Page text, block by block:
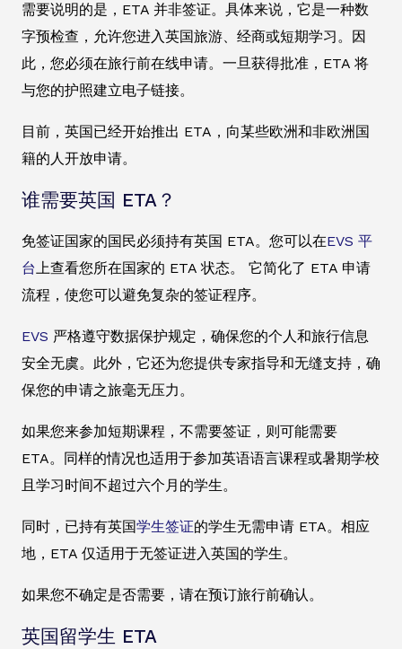
需要说明的是，ETA 并非签证。具体来说，它是一种数
字预检查，允许您进入英国旅游、经商或短期学习。因
此，您必须在旅行前在线申请。一旦获得批准，ETA 将
与您的护照建立电子链接。
目前，英国已经开始推出 ETA，向某些欧洲和非欧洲国
籍的人开放申请。
谁需要英国 ETA？
免签证国家的国民必须持有英国 ETA。您可以在EVS 平
台上查看您所在国家的 ETA 状态。 它简化了 ETA 申请
流程，使您可以避免复杂的签证程序。
EVS 严格遵守数据保护规定，确保您的个人和旅行信息
安全无虞。此外，它还为您提供专家指导和无缝支持，确
保您的申请之旅毫无压力。
如果您来参加短期课程，不需要签证，则可能需要
ETA。同样的情况也适用于参加英语语言课程或暑期学校
且学习时间不超过六个月的学生。
同时，已持有英国学生签证的学生无需申请 ETA。相应
地，ETA 仅适用于无签证进入英国的学生。
如果您不确定是否需要，请在预订旅行前确认。
英国留学生 ETA